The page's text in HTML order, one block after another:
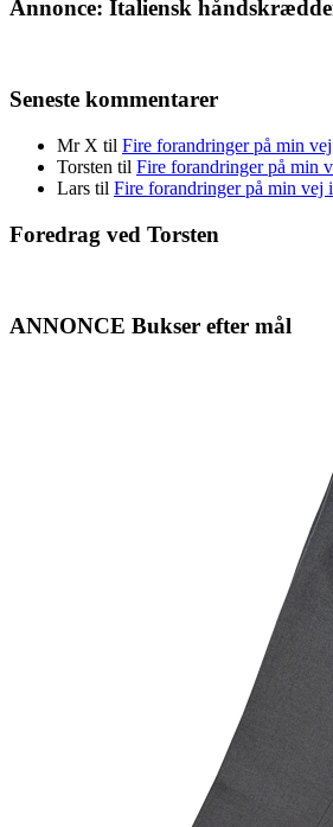
Annonce: Italiensk
Seneste kommentarer
Mr X til Fire forandringer på min
Torsten til Fire forandringer på min
Lars til Fire forandringer på min vej
Foredrag ved Torsten
ANNONCE Bukser efter mål